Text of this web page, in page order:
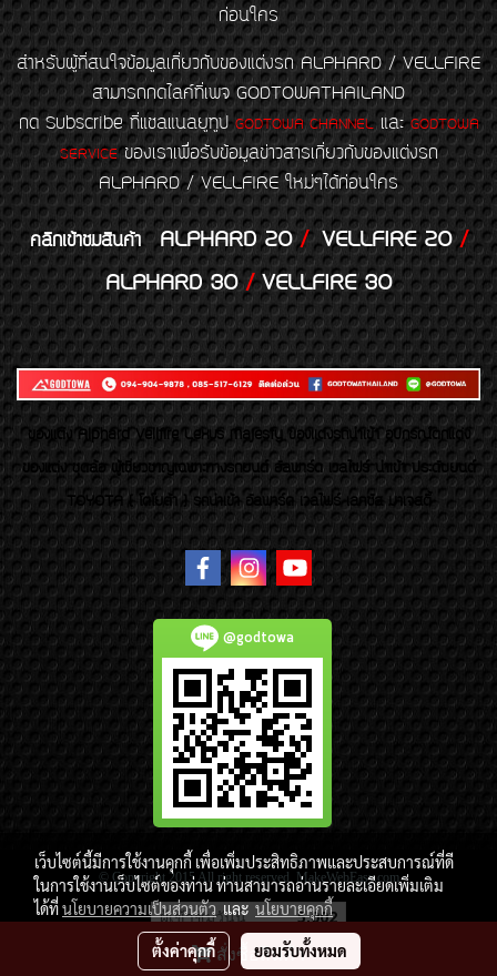
สั่งซื้อสินค้า
ก่อนใคร
สำหรับผู้ที่สนใจข้อมูลเกี่ยวกับของแต่งรถ ALPHARD / VELLFIRE
สามารถกดไลค์ที่เพจ GODTOWATHAILAND
กด Subscribe ที่แชลแนลยูทูป GODTOWA CHANNELและGODTOWA
SERVICEของเราเพื่อรับข้อมูลข่าวสารเกี่ยวกับของแต่งรถ
ALPHARD / VELLFIRE ใหม่ๆได้ก่อนใคร
คลิกเข้าชมสินค้า ALPHARD 20/VELLFIRE 20/
ALPHARD 30/VELLFIRE 30
ของเเต่ง Alphard Vellfire Lexus Majesty ของเเต่งรถนำเข้า อุปกรณ์ตกแต่ง
ของแต่ง ชุดล้อ ผู้เชี่ยวชาญเฉพาะทางรถยนต์ อัลพาร์ด เวลไฟร์ นำเข้า ประดับยนต์
TOYOTA ( โตโยต้า ) รถนำเข้า อัลพาร์ด เวลไฟร์ เลกซัส มาเจสตี้
@godtowa
© Copyright 2015 All right reserved. MakeWebEasy.com
ผู้เข้าชมวันนี้ 5,002
Powered by MakeWebEasy.com
เว็บไซต์นี้มีการใช้งานคุกกี้ เพื่อเพิ่มประสิทธิภาพและประสบการณ์ที่ดี
ในการใช้งานเว็บไซต์ของท่าน ท่านสามารถอ่านรายละเอียดเพิ่มเติม
ได้ที่นโยบายความเป็นส่วนตัวและนโยบายคุกกี้
ตั้งค่าคุกกี้ ยอมรับทั้งหมด